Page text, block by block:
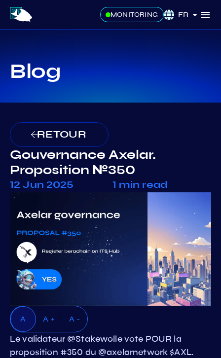
MONITORING FR
Blog
RETOUR
Gouvernance Axelar.
Proposition №350
12 Jun 2025 1 min read
A A + A -
Le validateur @Stakewolle vote POUR la
proposition #350 du @axelarnetwork $AXL.